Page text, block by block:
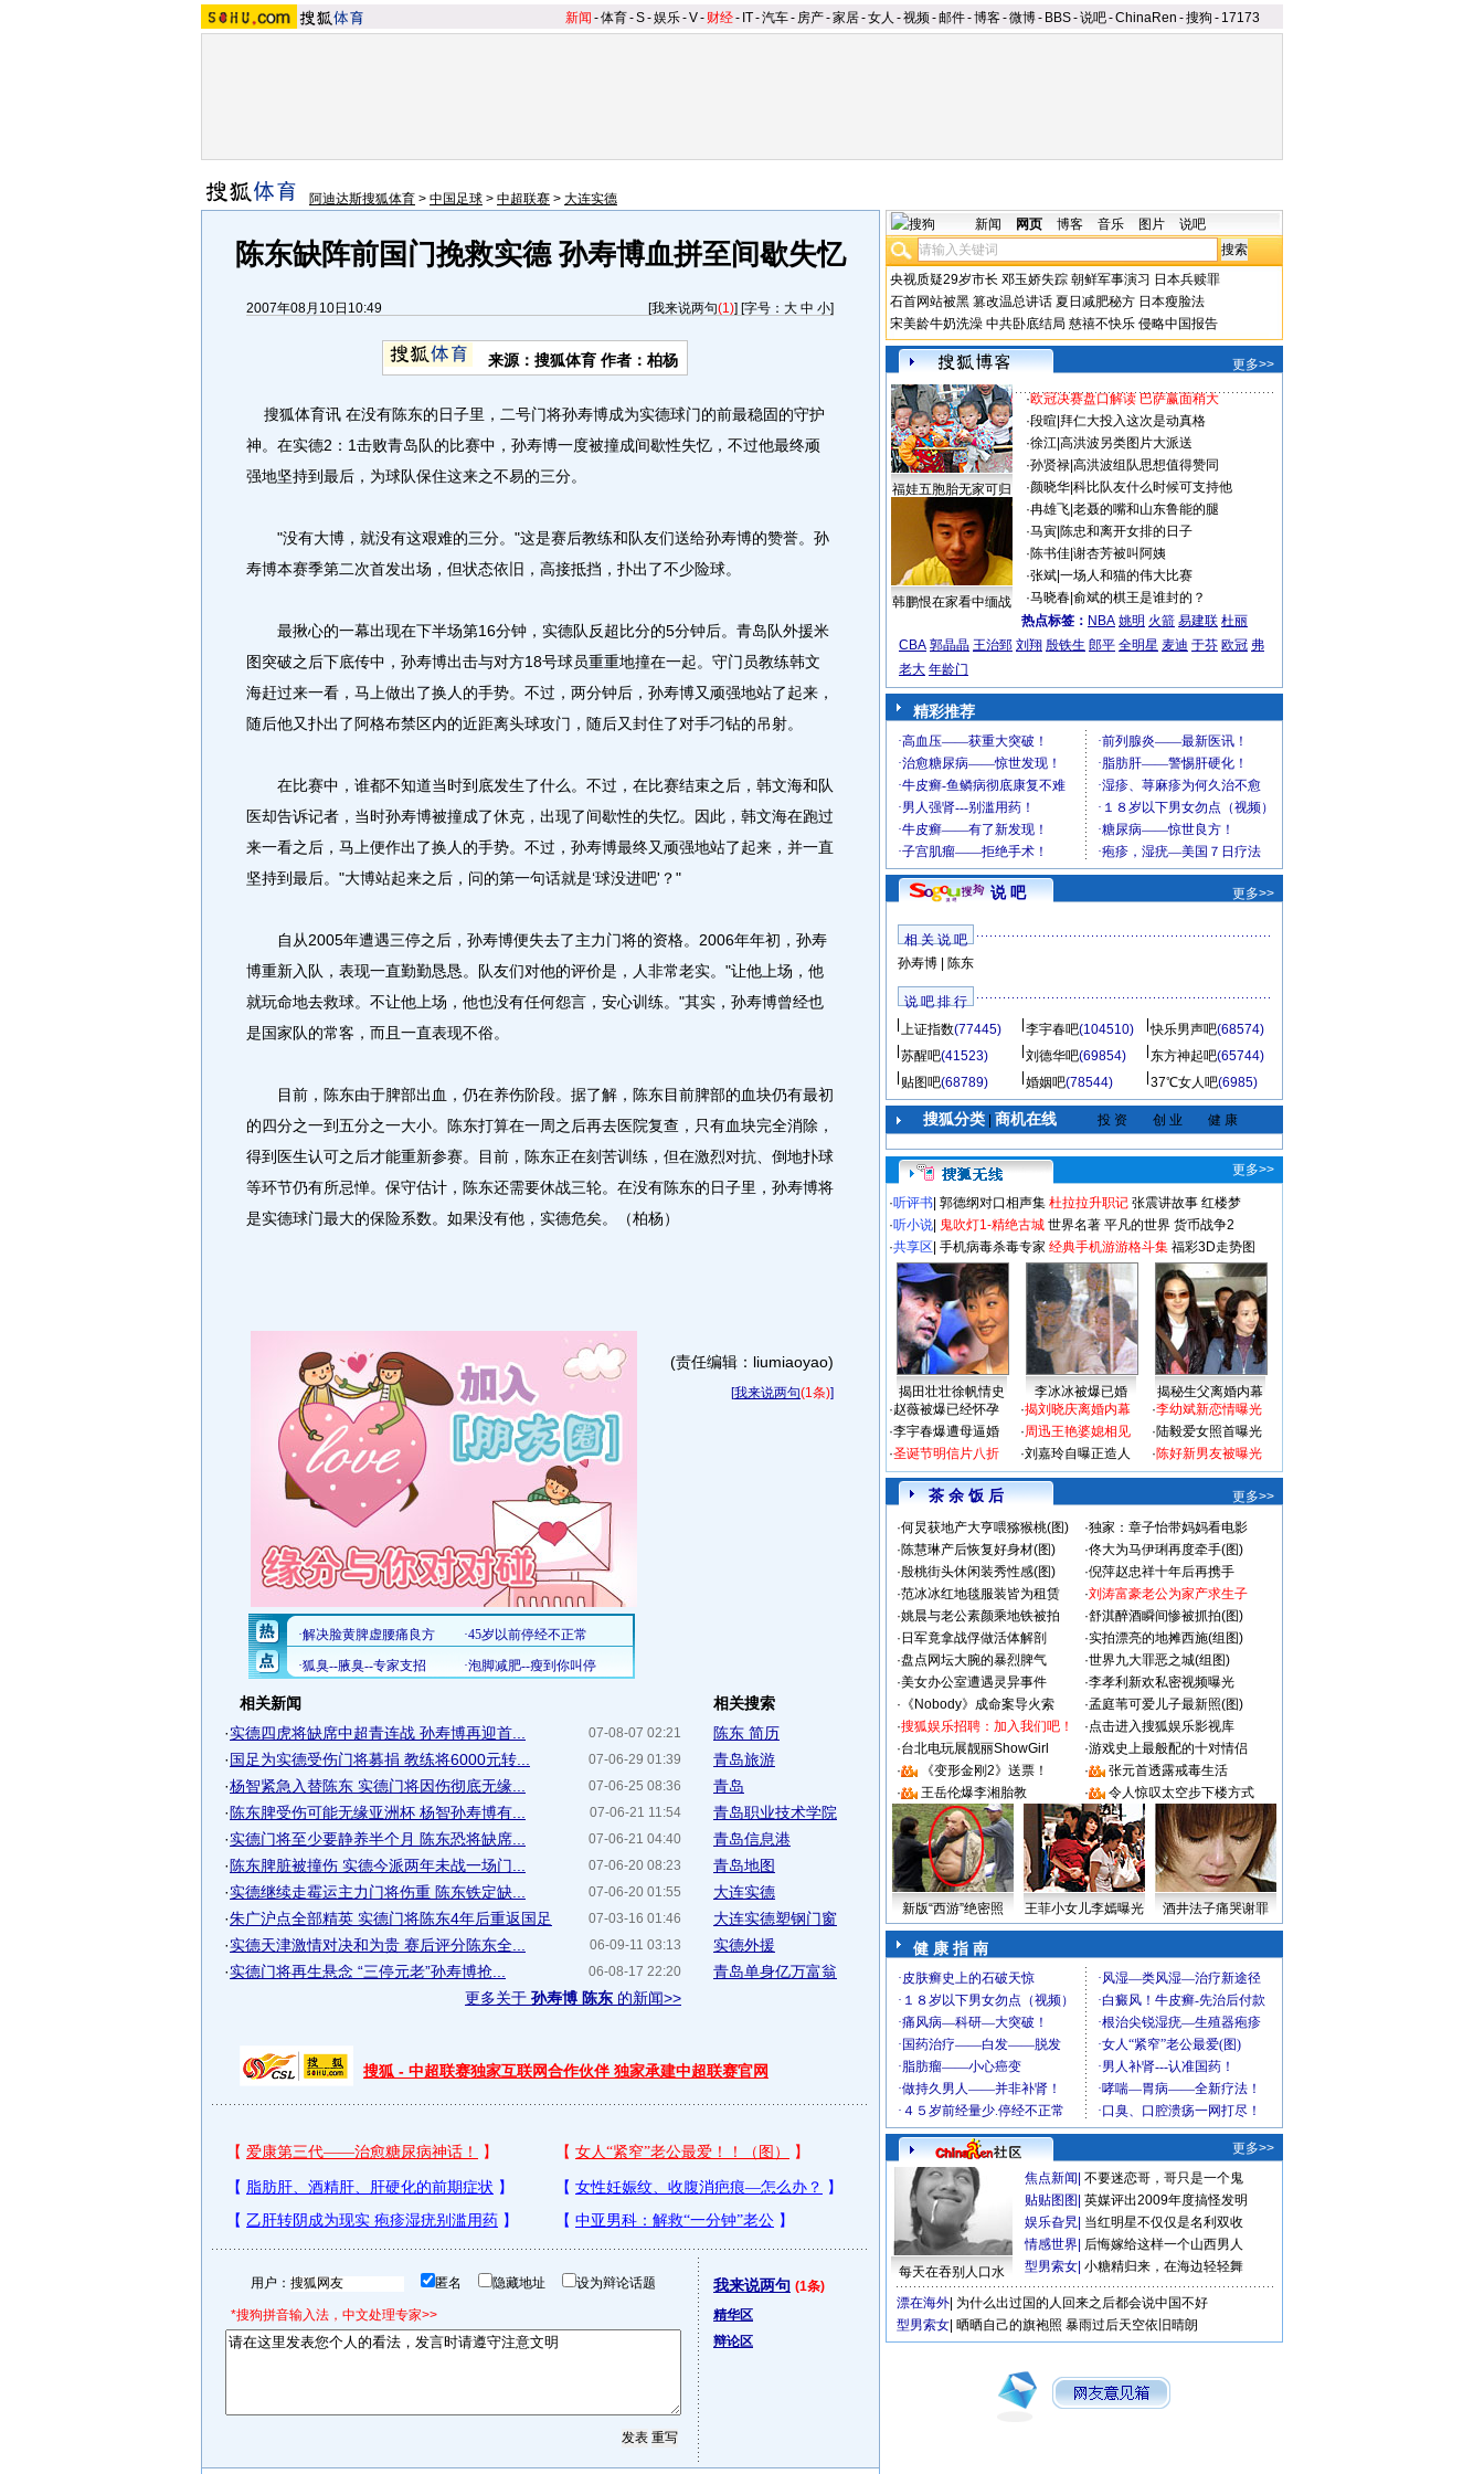
新闻 -体育-S-娱乐-V- 财经- IT-汽车- 房产-家居-女人 -视频-邮件-博客-微博- BBS-说吧-ChinaRen -搜狗 - 17173
阿迪达斯搜狐体育 > 中国足球 > 中超联赛 > 大连实德
陈东缺阵前国门挽救实德 孙寿博血拼至间歇失忆
2007年08月10日10:49 [我来说两句(1)] [字号： 大 中 小]
来源：搜狐体育 作者：柏杨
搜狐体育讯 在没有陈东的日子里，二号门将孙寿博成为实德球门的前最稳固的守护
神。在实德2：1击败青岛队的比赛中，孙寿博一度被撞成间歇性失忆，不过他最终顽
强地坚持到最后，为球队保住这来之不易的三分。
"没有大博，就没有这艰难的三分。"这是赛后教练和队友们送给孙寿博的赞誉。孙
寿博本赛季第二次首发出场，但状态依旧，高接抵挡，扑出了不少险球。
最揪心的一幕出现在下半场第16分钟，实德队反超比分的5分钟后。青岛队外援米
图突破之后下底传中，孙寿博出击与对方18号球员重重地撞在一起。守门员教练韩文
海赶过来一看，马上做出了换人的手势。不过，两分钟后，孙寿博又顽强地站了起来，
随后他又扑出了阿格布禁区内的近距离头球攻门，随后又封住了对手刁钻的吊射。
在比赛中，谁都不知道当时到底发生了什么。不过，在比赛结束之后，韩文海和队
医却告诉记者，当时孙寿博被撞成了休克，出现了间歇性的失忆。因此，韩文海在跑过
来一看之后，马上便作出了换人的手势。不过，孙寿博最终又顽强地站了起来，并一直
坚持到最后。"大博站起来之后，问的第一句话就是‘球没进吧'？"
自从2005年遭遇三停之后，孙寿博便失去了主力门将的资格。2006年年初，孙寿
博重新入队，表现一直勤勤恳恳。队友们对他的评价是，人非常老实。"让他上场，他
就玩命地去救球。不让他上场，他也没有任何怨言，安心训练。"其实，孙寿博曾经也
是国家队的常客，而且一直表现不俗。
目前，陈东由于脾部出血，仍在养伤阶段。据了解，陈东目前脾部的血块仍有最初
的四分之一到五分之一大小。陈东打算在一周之后再去医院复查，只有血块完全消除，
得到医生认可之后才能重新参赛。目前，陈东正在刻苦训练，但在激烈对抗、倒地扑球
等环节仍有所忌惮。保守估计，陈东还需要休战三轮。在没有陈东的日子里，孙寿博将
是实德球门最大的保险系数。如果没有他，实德危矣。（柏杨）
(责任编辑：liumiaoyao)
[我来说两句(1条)]
相关新闻
07-08-07 02:21
·实德四虎将缺席中超青连战 孙寿博再迎首...
07-06-29 01:39
·国足为实德受伤门将募捐 教练将6000元转...
07-06-25 08:36
·杨智紧急入替陈东 实德门将因伤彻底无缘...
07-06-21 11:54
· 陈东脾受伤可能无缘亚洲杯 杨智孙寿博有...
07-06-21 04:40
·实德门将至少要静养半个月 陈东恐将缺席...
07-06-20 08:23
· 陈东脾脏被撞伤 实德今派两年未战一场门...
07-06-20 01:55
·实德继续走霉运主力门将伤重 陈东铁定缺...
07-03-16 01:46
·朱广沪点全部精英 实德门将陈东4年后重返国足
06-09-11 03:13
·实德天津激情对决和为贵 赛后评分陈东全...
06-08-17 22:20
·实德门将再生悬念 “三停元老”孙寿博抢...
更多关于 孙寿博 陈东 的新闻>>
相关搜索
陈东 简历
青岛旅游
青岛
青岛职业技术学院
青岛信息港
青岛地图
大连实德
大连实德塑钢门窗
实德外援
青岛单身亿万富翁
搜狐 - 中超联赛独家互联网合作伙伴 独家承建中超联赛官网
用户： 匿名 隐藏地址 设为辩论话题
*搜狗拼音输入法，中文处理专家>>
我来说两句 (1条)
精华区
辩论区
新闻 网页 博客 音乐 图片 说吧
央视质疑29岁市长 邓玉娇失踪 朝鲜军事演习 日本兵赎罪
石首网站被黑 篡改温总讲话 夏日减肥秘方 日本瘦脸法
宋美龄牛奶洗澡 中共卧底结局 慈禧不快乐 侵略中国报告
更多>>
福娃五胞胎无家可归
韩鹏恨在家看中缅战
·欧冠决赛盘口解读 巴萨赢面稍大
·段暄 拜仁大投入这次是动真格
·徐江| 高洪波另类图片大派送
·孙贤禄| 高洪波组队思想值得赞同
·颜晓华| 科比队友什么时候可支持他
·冉雄飞| 老聂的嘴和山东鲁能的腿
·马寅| 陈忠和离开女排的日子
·陈书佳| 谢杏芳被叫阿姨
·张斌| 一场人和猫的伟大比赛
·马晓春| 俞斌的棋王是谁封的？
热点标签： NBA 姚明 火箭 易建联 杜丽
CBA 郭晶晶 王治郅 刘翔 殷铁生 郎平 全明星 麦迪 于芬 欧冠 弗
老大 年龄门
精彩推荐
说 吧 更多>>
相 关 说 吧
孙寿博| 陈东
说 吧 排 行
上证指数(77445) 李宇春吧(104510) 快乐男声吧(68574)
苏醒吧(41523) 刘德华吧(69854) 东方神起吧(65744)
贴图吧(68789) 婚姻吧(78544) 37℃女人吧(6985)
搜狐分类| 商机在线 投 资 创 业 健 康
更多>>
·听评书 郭德纲对口相声集 杜拉拉升职记 张震讲故事 红楼梦
·听小说 鬼吹灯1-精绝古城 世界名著 平凡的世界 货币战争2
·共享区 手机病毒杀毒专家 经典手机游游格斗集 福彩3D走势图
揭田壮壮徐帆情史 李冰冰被爆已婚
揭秘生父离婚内幕
·赵薇被爆已经怀孕
·李宇春爆遭母逼婚
·圣诞节明信片八折
·揭刘晓庆离婚内幕
·周迅王艳婆媳相见
·刘嘉玲自曝正造人
·李幼斌新恋情曝光
·陆毅爱女照首曝光
·陈好新男友被曝光
茶 余 饭 后
更多>>
·何炅获地产大亨喂猕猴桃(图) ·独家：章子怡带妈妈看电影
·陈慧琳产后恢复好身材(图) ·佟大为马伊琍再度牵手(图)
·殷桃街头休闲装秀性感(图) ·倪萍赵忠祥十年后再携手
·范冰冰红地毯服装皆为租赁 ·刘涛富豪老公为家产求生子
·姚晨与老公素颜乘地铁被拍 ·舒淇醉酒瞬间惨被抓拍(图)
· 日军竟拿战俘做活体解剖 ·实拍漂亮的地摊西施(组图)
·盘点网坛大腕的暴烈脾气 ·世界九大罪恶之城(组图)
·美女办公室遭遇灵异事件 ·李孝利新欢私密视频曝光
· 《Nobody》成命案导火索 ·孟庭苇可爱儿子最新照(图)
·搜狐娱乐招聘：加入我们吧！ ·点击进入搜狐娱乐影视库
·台北电玩展靓丽ShowGirl ·游戏史上最般配的十对情侣
·
《变形金刚2》送票！ ·
张元首透露戒毒生活
·
王岳伦爆李湘胎教 · 令人惊叹太空步下楼方式
新版“西游”绝密照 王菲小女儿李嫣曝光 酒井法子痛哭谢罪
健 康 指 南
更多>>
每天在吞别人口水
焦点新闻 不要迷恋哥，哥只是一个鬼
贴贴图图 英媒评出2009年度搞怪发明
娱乐旮旯 当红明星不仅仅是名利双收
情感世界 后悔嫁给这样一个山西男人
型男索女 小糖精归来，在海边轻轻舞
漂在海外 为什么出过国的人回来之后都会说中国不好
型男索女 晒晒自己的旗袍照 暴雨过后天空依旧晴朗